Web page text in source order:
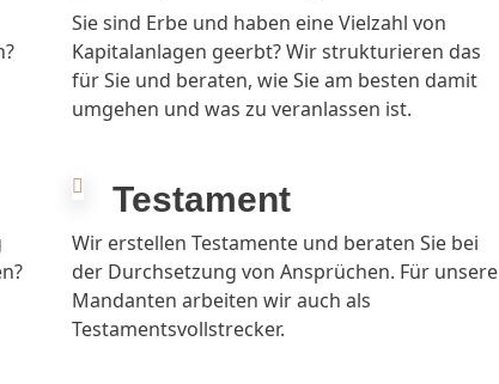
Sie sind Erbe und haben eine Vielzahl von
Kapitalanlagen geerbt? Wir strukturieren das
für Sie und beraten, wie Sie am besten damit
umgehen und was zu veranlassen ist.
Testament
Wir erstellen Testamente und beraten Sie bei
der Durchsetzung von Ansprüchen. Für unsere
Mandanten arbeiten wir auch als
Testamentsvollstrecker.